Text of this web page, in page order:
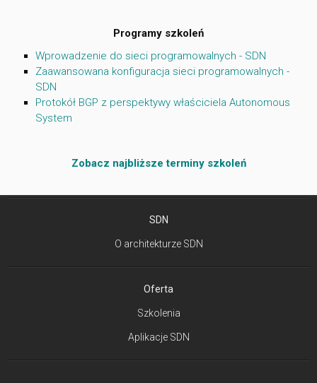
Programy szkoleń
Wprowadzenie do sieci programowalnych - SDN
Zaawansowana konfiguracja sieci programowalnych -
SDN
Protokół BGP z perspektywy właściciela Autonomous
System
Zobacz najbliższe terminy szkoleń
SDN
O architekturze SDN
Oferta
Szkolenia
Aplikacje SDN